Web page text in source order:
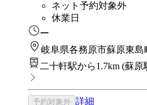
ネット予約対象外
休業日
ー
岐阜県各務原市蘇原東島
二十軒駅から1.7km (蘇原
予約対象外 詳細